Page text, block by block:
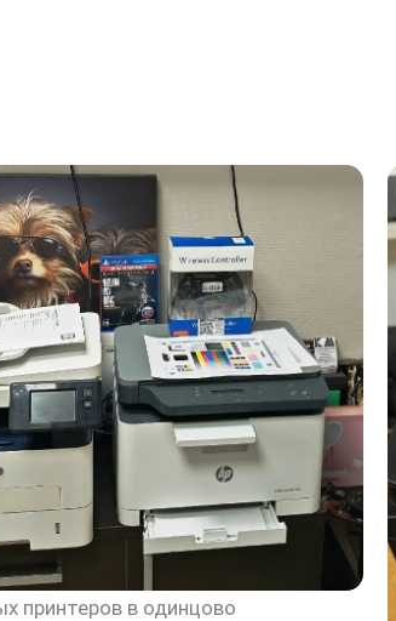
принтеров в одинцово